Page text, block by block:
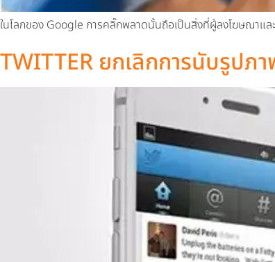
ในโลกของ Google การคลิ๊กพลาดนั้นถือเป็นสิ่งที่ผู้ลงโฆษณาและ
TWITTER ยกเลิกการนับรูปภ